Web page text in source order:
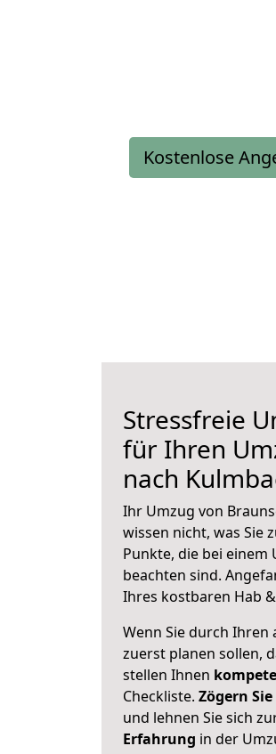
Kostenlose
Stressfreie
für Ihren
nach
Ihr Umzug von
wissen nicht, was Sie
Punkte, die bei einem
beachten sind.
Ihres kostbaren Hab
Wenn Sie durch Ihren
zuerst planen sollen,
stellen Ihnen
Checkliste. Zögern
und lehnen Sie sich
Erfahrung in der